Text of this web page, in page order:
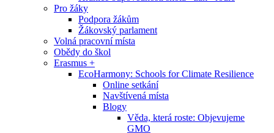
Pro žáky
Podpora žákům
Žákovský parlament
Volná pracovní místa
Obědy do škol
Erasmus +
EcoHarmony: Schools for Climate Resilience
Online setkání
Navštívená místa
Blogy
Věda, která roste: Objevujeme
GMO